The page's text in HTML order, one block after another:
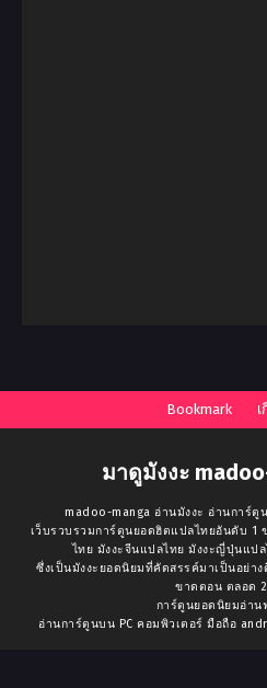
Bookmark
มาดูมังงะ
madoo-manga อ่านมังงะ อ่านการ์ตู
เว็บรวบรวมการ์ตูนยอดฮิตแปลไทยอันดับ 1
ไทย มังงะจีนแปลไทย มังงะญี่ปุ่นแป
ซึ่งเป็นมังงะยอดนิยมที่คัดสรรค์มาเป็นอย่า
ขาดตอน ตลอด
การ์ตูนยอดนิยมอ่าน
อ่านการ์ตูนบน PC คอมพิวเตอร์ มือถือ